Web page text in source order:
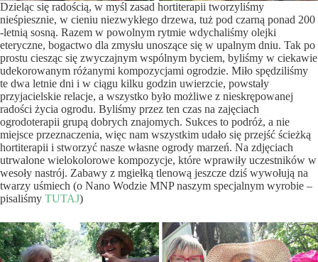
Dzieląc się radością, w myśl zasad hortiterapii tworzyliśmy
nieśpiesznie, w cieniu niezwykłego drzewa, tuż pod czarną ponad 200
-letnią sosną. Razem w powolnym rytmie wdychaliśmy olejki
eteryczne, bogactwo dla zmysłu unoszące się w upalnym dniu. Tak po
prostu ciesząc się zwyczajnym wspólnym byciem, byliśmy w ciekawie
udekorowanym różanymi kompozycjami ogrodzie. Miło spędziliśmy
te dwa letnie dni i w ciągu kilku godzin uwierzcie, powstały
przyjacielskie relacje, a wszystko było możliwe z nieskrępowanej
radości życia ogrodu. Byliśmy przez ten czas na zajęciach
ogrodoterapii grupą dobrych znajomych. Sukces to podróż, a nie
miejsce przeznaczenia, więc nam wszystkim udało się przejść ścieżką
hortiterapii i stworzyć nasze własne ogrody marzeń. Na zdjęciach
utrwalone wielokolorowe kompozycje, które wprawiły uczestników w
wesoły nastrój. Zabawy z mgiełką tlenową jeszcze dziś wywołują na
twarzy uśmiech (o Nano Wodzie MNP naszym specjalnym wyrobie –
pisaliśmy TUTAJ)